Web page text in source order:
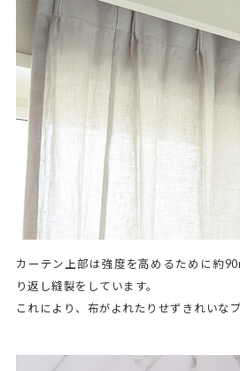
カーテン上部は強度を高めるために約
り返し縫製をしています。
これにより、布がよれたりせずきれいな